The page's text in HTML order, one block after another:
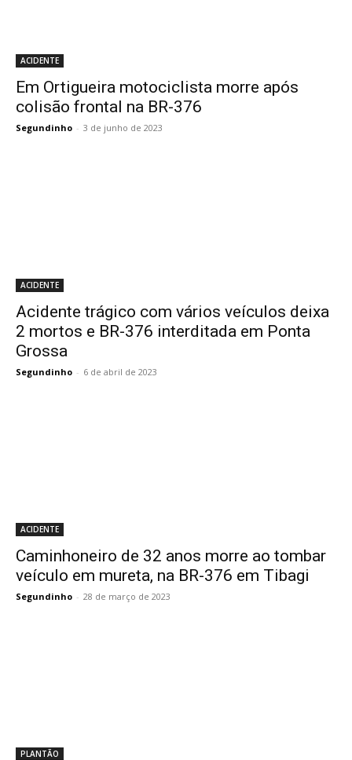
ACIDENTE
Em Ortigueira motociclista morre após
colisão frontal na BR-376
Segundinho - 3 de junho de 2023
ACIDENTE
Acidente trágico com vários veículos deixa
2 mortos e BR-376 interditada em Ponta
Grossa
Segundinho - 6 de abril de 2023
ACIDENTE
Caminhoneiro de 32 anos morre ao tombar
veículo em mureta, na BR-376 em Tibagi
Segundinho - 28 de março de 2023
PLANTÃO